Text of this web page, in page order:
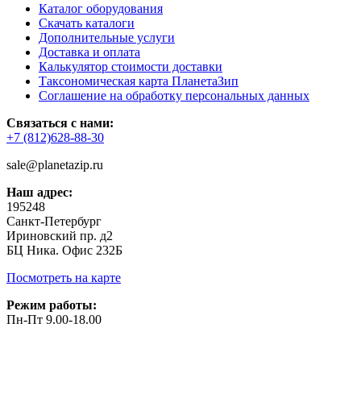
Каталог оборудования
Скачать каталоги
Дополнительные услуги
Доставка и оплата
Калькулятор стоимости доставки
Таксономическая карта ПланетаЗип
Соглашение на обработку персональных данных
Связаться с нами:
+7 (812)628-88-30
sale@planetazip.ru
Наш адрес:
195248
Санкт-Петербург
Ириновский пр. д2
БЦ Ника. Офис 232Б
Посмотреть на карте
Режим работы:
Пн-Пт 9.00-18.00